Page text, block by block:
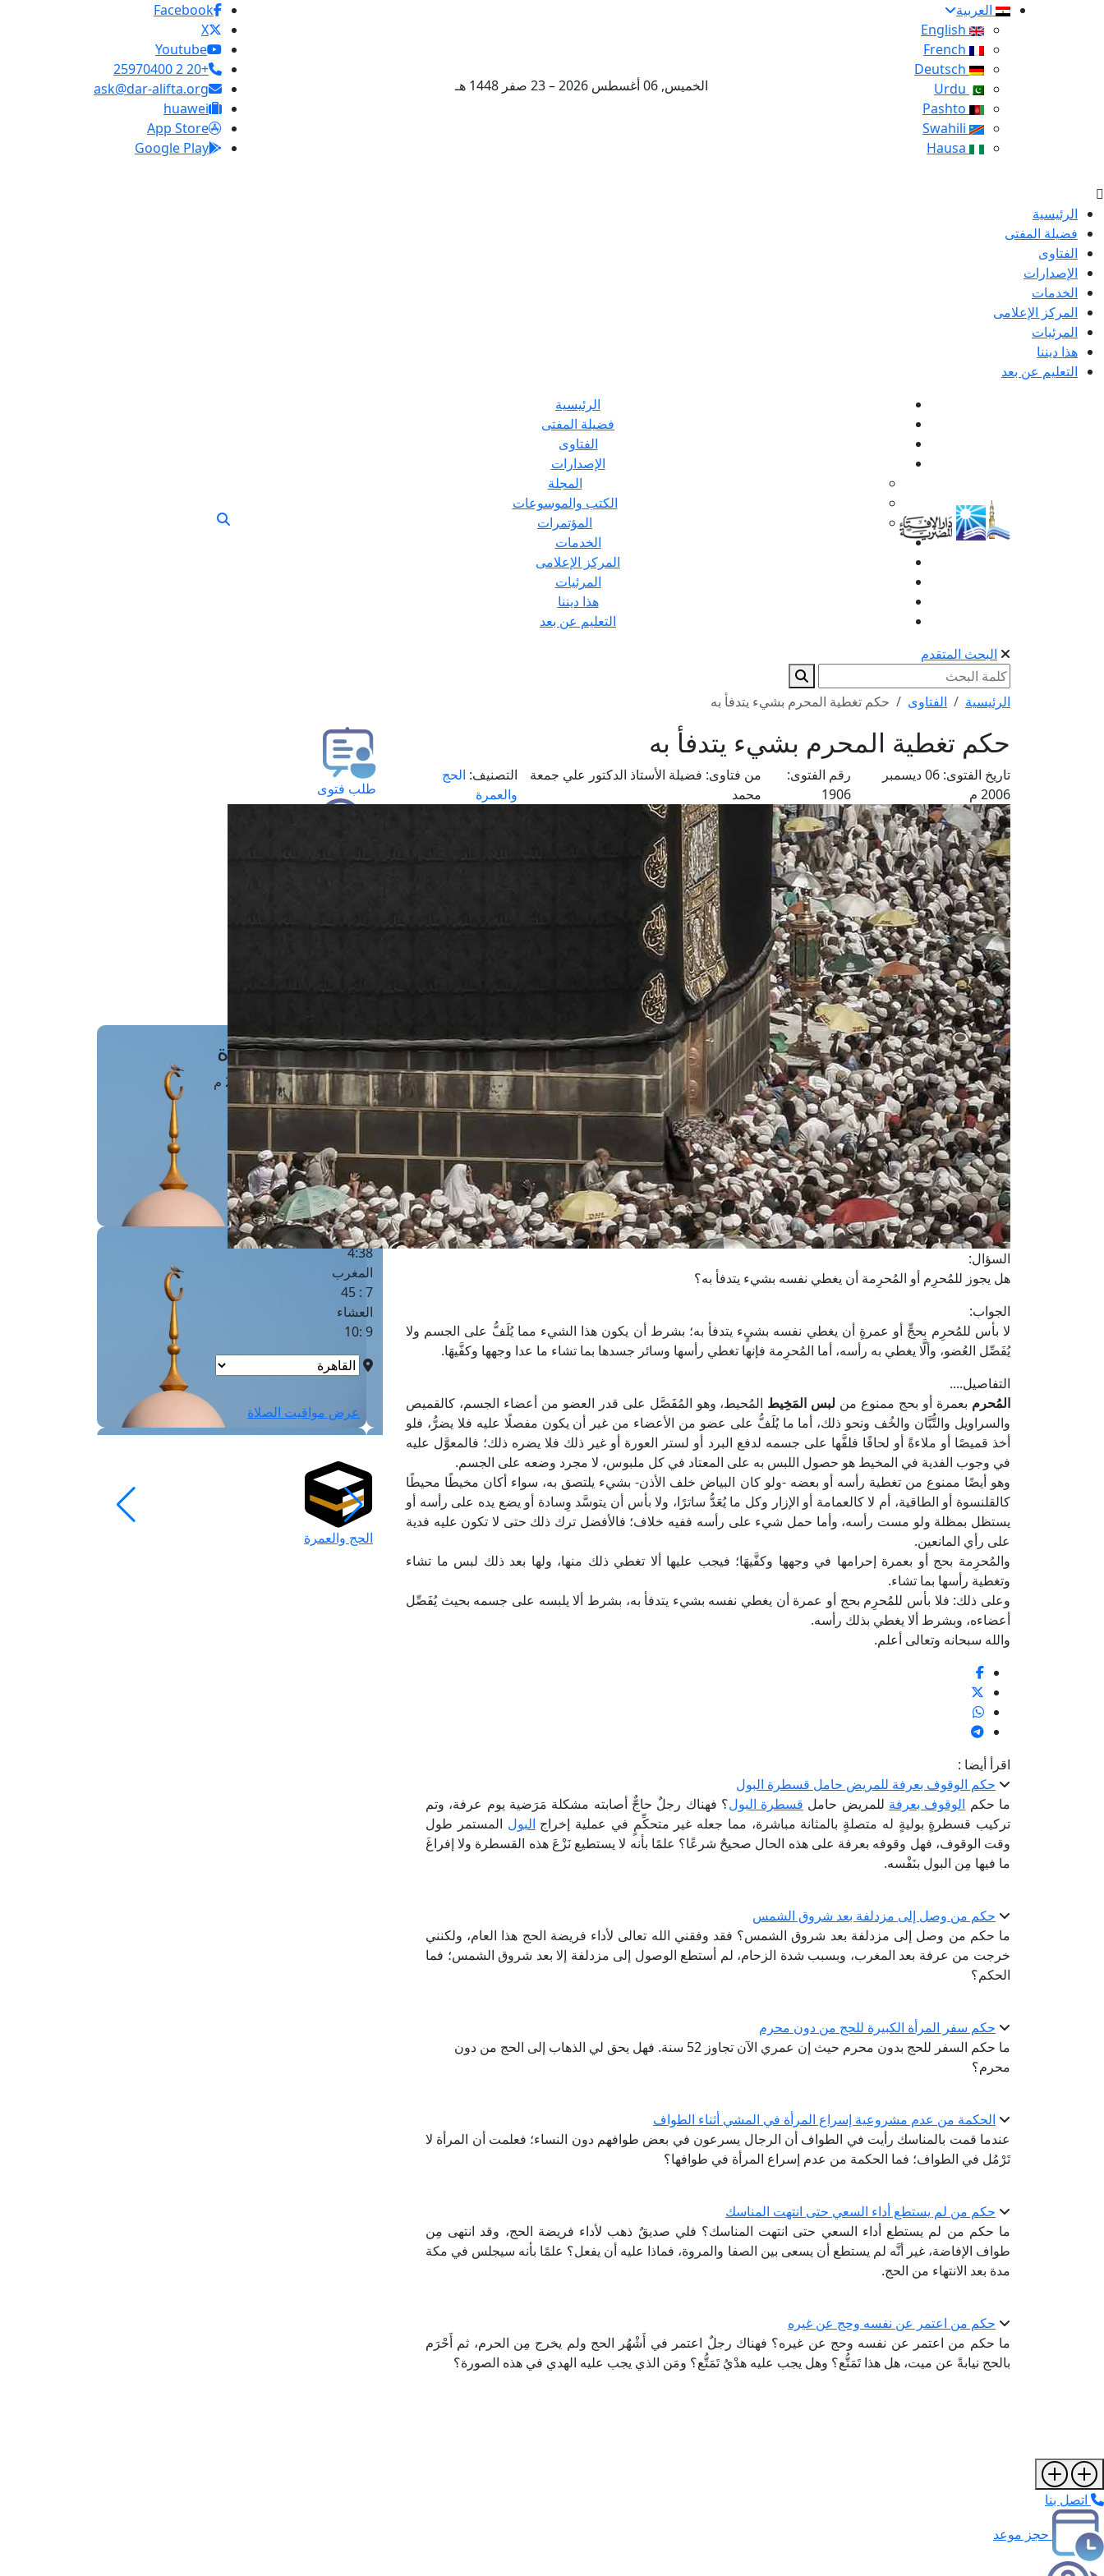
العربية
الخميس, 06 أغسطس 2026 – 23 صفر 1448 هـ
Facebook
X
Youtube
+20 2 25970400
ask@dar-alifta.org
huawei
App Store
Google Play
الرئيسية
فضيلة المفتى
الفتاوى
الإصدارات
الخدمات
المركز الإعلامى
المرئيات
هذا ديننا
التعليم عن بعد
الرئيسية
فضيلة المفتى
الفتاوى
الإصدارات
المجلة
الكتب والموسوعات
المؤتمرات
الخدمات
المركز الإعلامى
المرئيات
هذا ديننا
التعليم عن بعد
البحث المتقدم
الرئيسية الفتاوى حكم تغطية المحرم بشيء يتدفأ به
حكم تغطية المحرم بشيء يتدفأ به
تاريخ الفتوى:
06 ديسمبر
2006 م
رقم الفتوى:
1906
من فتاوى: فضيلة الأستاذ الدكتور علي جمعة
محمد
التصنيف: الحج
والعمرة
السؤال:
هل يجوز للمُحرِم أو المُحرِمة أن يغطي نفسه بشيء يتدفأ به؟
الجواب:
لا بأس للمُحرِم بحجٍّ أو عمرةٍ أن يغطي نفسه بشيٍء يتدفأ به؛ بشرط أن يكون هذا الشيء مما يُلَفُّ على الجسم ولا
يُفَصِّل العُضو، وألَّا يغطي به رأسه، أما المُحرِمة فإنها تغطي رأسها وسائر جسدها بما تشاء ما عدا وجهها وكفَّيهَا.
التفاصيل....
المُحرم بعمرة أو بحج ممنوع من لبس المَخِيط المُحيط، وهو المُفَصَّل على قدر العضو من أعضاء الجسم، كالقميص
والسراويل والتُّبَّان والخُف ونحو ذلك، أما ما يُلَفُّ على عضو من الأعضاء من غير أن يكون مفصلًا عليه فلا يضرُّ، فلو
أخذ قميصًا أو ملاءةً أو لحافًا فلفَّها على جسمه لدفع البرد أو لستر العورة أو غير ذلك فلا يضره ذلك؛ فالمعوَّل عليه
في وجوب الفدية في المخيط هو حصول اللبس به على المعتاد في كل ملبوس، لا مجرد وضعه على الجسم.
وهو أيضًا ممنوع من تغطية رأسه أو بعضه -ولو كان البياض خلف الأذن- بشيء يلتصق به، سواء أكان مخيطًا محيطًا
كالقلنسوة أو الطاقية، أم لا كالعمامة أو الإزار وكل ما يُعَدُّ ساترًا، ولا بأس أن يتوسَّد وِسادة أو يضع يده على رأسه أو
يستظل بمظلة ولو مست رأسه، وأما حمل شيء على رأسه ففيه خلاف؛ فالأفضل ترك ذلك حتى لا تكون عليه فدية
على رأي المانعين.
والمُحرِمة بحج أو بعمرة إحرامها في وجهها وكفَّيهَا؛ فيجب عليها ألا تغطي ذلك منها، ولها بعد ذلك لبس ما تشاء
وتغطية رأسها بما تشاء.
وعلى ذلك: فلا بأس للمُحرِم بحج أو عمرة أن يغطي نفسه بشيء يتدفأ به، بشرط ألا يلبسه على جسمه بحيث يُفَصِّل
أعضاءه، وبشرط ألا يغطي بذلك رأسه.
والله سبحانه وتعالى أعلم.
اقرأ أيضا :
حكم الوقوف بعرفة للمريض حامل قسطرة البول
ما حكم الوقوف بعرفة للمريض حامل قسطرة البول؟ فهناك رجلٌ حاجٌّ أصابته مشكلة مَرَضية يوم عرفة، وتم
تركيب قسطرةٍ بوليةٍ له متصلةٍ بالمثانة مباشرة، مما جعله غير متحكِّمٍ في عملية إخراج البول المستمر طول
وقت الوقوف، فهل وقوفه بعرفة على هذه الحال صحيحٌ شرعًا؟ علمًا بأنه لا يستطيع نَزْعَ هذه القسطرة ولا إفراغَ
ما فيها مِن البول بنَفْسه.
حكم من وصل إلى مزدلفة بعد شروق الشمس
ما حكم من وصل إلى مزدلفة بعد شروق الشمس؟ فقد وفقني الله تعالى لأداء فريضة الحج هذا العام، ولكنني
خرجت من عرفة بعد المغرب، وبسبب شدة الزحام، لم أستطع الوصول إلى مزدلفة إلا بعد شروق الشمس؛ فما
الحكم؟
حكم سفر المرأة الكبيرة للحج من دون محرم
ما حكم السفر للحج بدون محرم حيث إن عمري الآن تجاوز 52 سنة. فهل يحق لي الذهاب إلى الحج من دون
محرم؟
الحكمة من عدم مشروعية إسراع المرأة في المشي أثناء الطواف
عندما قمت بالمناسك رأيت في الطواف أن الرجال يسرعون في بعض طوافهم دون النساء؛ فعلمت أن المرأة لا
تَرْمُل في الطواف؛ فما الحكمة من عدم إسراع المرأة في طوافها؟
حكم من لم يستطع أداء السعي حتى انتهت المناسك
ما حكم من لم يستطع أداء السعي حتى انتهت المناسك؟ فلي صديقٌ ذهب لأداء فريضة الحج، وقد انتهى مِن
طواف الإفاضة، غير أنَّه لم يستطع أن يسعى بين الصفا والمروة، فماذا عليه أن يفعل؟ علمًا بأنه سيجلس في مكة
مدة بعد الانتهاء من الحج.
حكم من اعتمر عن نفسه وحج عن غيره
ما حكم من اعتمر عن نفسه وحج عن غيره؟ فهناك رجلٌ اعتمر في أَشْهُر الحج ولم يخرج مِن الحرم، ثم أَحْرَم
بالحج نيابةً عن ميت، هل هذا تَمَتُّع؟ وهل يجب عليه هدْيُ تَمَتُّع؟ ومَن الذي يجب عليه الهدي في هذه الصورة؟
طلب فتوى
استعلام عن فتوى
مَواقِيتُ الصَّـــلاة
القاهرة · 06 أغسطس 2026 م
الفجر
الشروق
الظهر
1 : 1
العصر
4:38
المغرب
7 : 45
العشاء
9 :10
عرض مواقيت الصلاة
الحج والعمرة
اتصل بنا
حجز موعد